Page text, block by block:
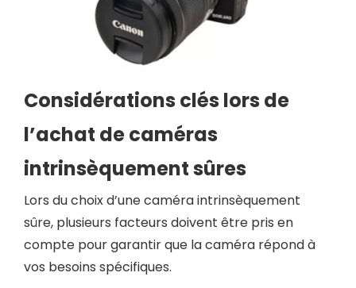
Considérations clés lors de
l’achat de caméras
intrinsèquement sûres
Lors du choix d’une caméra intrinsèquement
sûre, plusieurs facteurs doivent être pris en
compte pour garantir que la caméra répond à
vos besoins spécifiques.